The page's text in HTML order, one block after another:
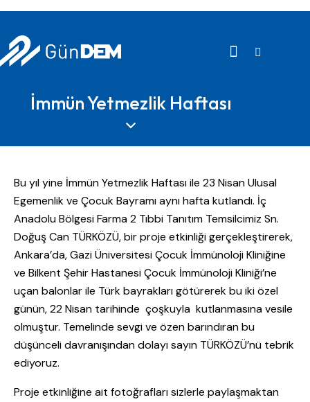
İmmün Yetmezlik Haftası
Bu yıl yine İmmün Yetmezlik Haftası ile 23 Nisan Ulusal
Egemenlik ve Çocuk Bayramı aynı hafta kutlandı. İç
Anadolu Bölgesi Farma 2 Tıbbi Tanıtım Temsilcimiz Sn.
Doğuş Can TÜRKÖZÜ, bir proje etkinliği gerçekleştirerek,
Ankara’da, Gazi Üniversitesi Çocuk İmmünoloji Kliniğine
ve Bilkent Şehir Hastanesi Çocuk İmmünoloji Kliniği’ne
uçan balonlar ile Türk bayrakları götürerek bu iki özel
günün, 22 Nisan tarihinde çoşkuyla kutlanmasına vesile
olmuştur. Temelinde sevgi ve özen barındıran bu
düşünceli davranışından dolayı sayın TÜRKÖZÜ’nü tebrik
ediyoruz.
Proje etkinliğine ait fotoğrafları sizlerle paylaşmaktan